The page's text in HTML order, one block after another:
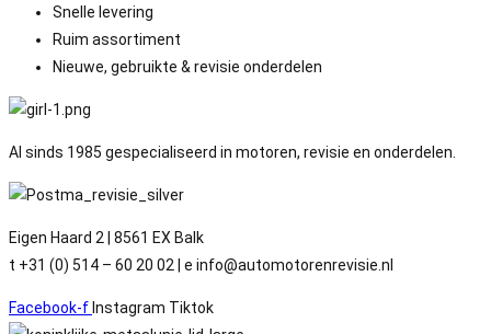
Snelle levering
Ruim assortiment
Nieuwe, gebruikte & revisie onderdelen
Al sinds 1985 gespecialiseerd in motoren, revisie en onderdelen.
Eigen Haard 2 | 8561 EX Balk
t +31 (0) 514 – 60 20 02 | e info@automotorenrevisie.nl
Facebook-f Instagram Tiktok